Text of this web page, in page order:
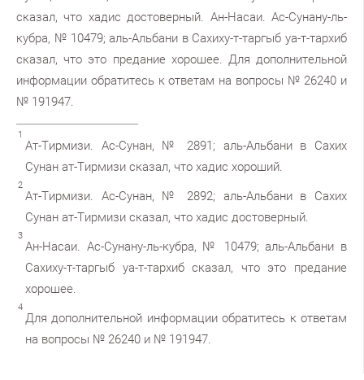
сказал, что хадис достоверный. Ан-Насаи. Ас-Сунану-ль-
кубра, № 10479; аль-Альбани в Сахиху-т-таргыб уа-т-тархиб
сказал, что это предание хорошее. Для дополнительной
информации обратитесь к ответам на вопросы № 26240 и
№ 191947.
1
Ат-Тирмизи. Ас-Сунан, № 2891; аль-Альбани в Сахих
Сунан ат-Тирмизи сказал, что хадис хороший.
2
Ат-Тирмизи. Ас-Сунан, № 2892; аль-Альбани в Сахих
Сунан ат-Тирмизи сказал, что хадис достоверный.
3
Ан-Насаи. Ас-Сунану-ль-кубра, № 10479; аль-Альбани в
Сахиху-т-таргыб уа-т-тархиб сказал, что это предание
хорошее.
4
Для дополнительной информации обратитесь к ответам
на вопросы № 26240 и № 191947.